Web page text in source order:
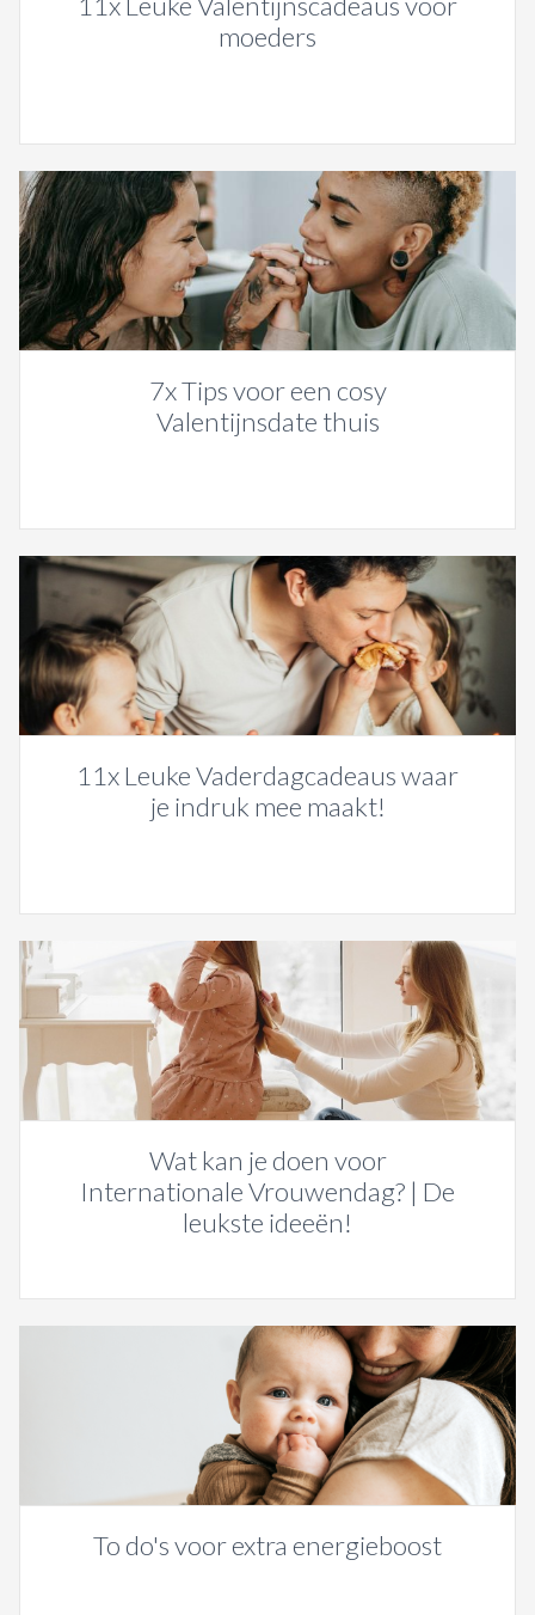
moeders
7x Tips voor een cosy
Valentijnsdate thuis
11x Leuke Vaderdagcadeaus waar
je indruk mee maakt!
Wat kan je doen voor
Internationale Vrouwendag? | De
leukste ideeën!
To do's voor extra energieboost